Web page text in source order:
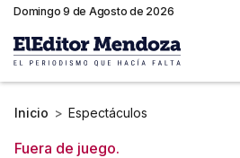
Domingo 9 de Agosto de 2026
Inicio > Espectáculos
Fuera de juego.